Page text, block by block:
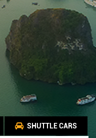
SHUTTLE CARS